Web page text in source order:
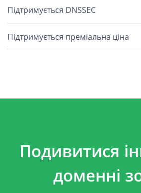
Підтримується DNSSEC
Підтримується преміальна ціна
Подивитися
доменні